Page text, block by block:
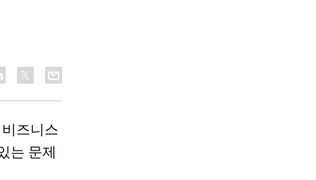
즈니스
는 문제